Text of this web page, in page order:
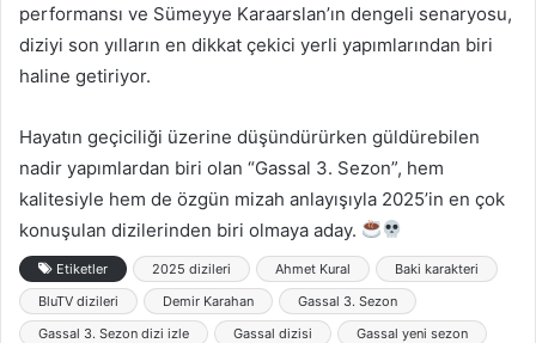
performansı ve Sümeyye Karaarslan’ın dengeli senaryosu,
diziyi son yılların en dikkat çekici yerli yapımlarından biri
haline getiriyor.
Hayatın geçiciliği üzerine düşündürürken güldürebilen
nadir yapımlardan biri olan “Gassal 3. Sezon”, hem
kalitesiyle hem de özgün mizah anlayışıyla 2025’in en çok
konuşulan dizilerinden biri olmaya aday.
Etiketler 2025 dizileri Ahmet Kural
Baki karakteri
BluTV dizileri
Demir Karahan
Gassal 3. Sezon
Gassal 3. Sezon dizi izle
Gassal dizisi
Gassal yeni sezon